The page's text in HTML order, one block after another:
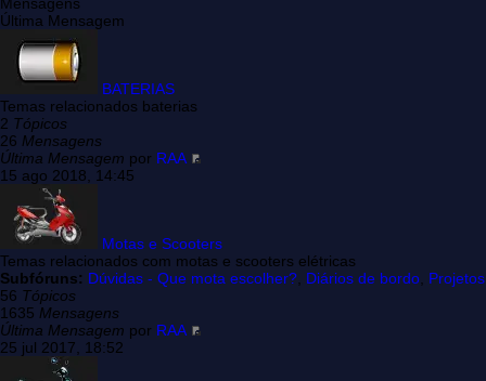
Última Mensagem
BATERIAS
Temas relacionados baterias
2 Tópicos
26 Mensagens
Última Mensagem por RAA
15 ago 2018, 14:45
Motas e Scooters
Temas relacionados com motas e scooters elétricas
Subfóruns: Dúvidas - Que mota escolher? Diários de bordo Projetos
56 Tópicos
1635 Mensagens
Última Mensagem por RAA
25 jul 2017, 18:52